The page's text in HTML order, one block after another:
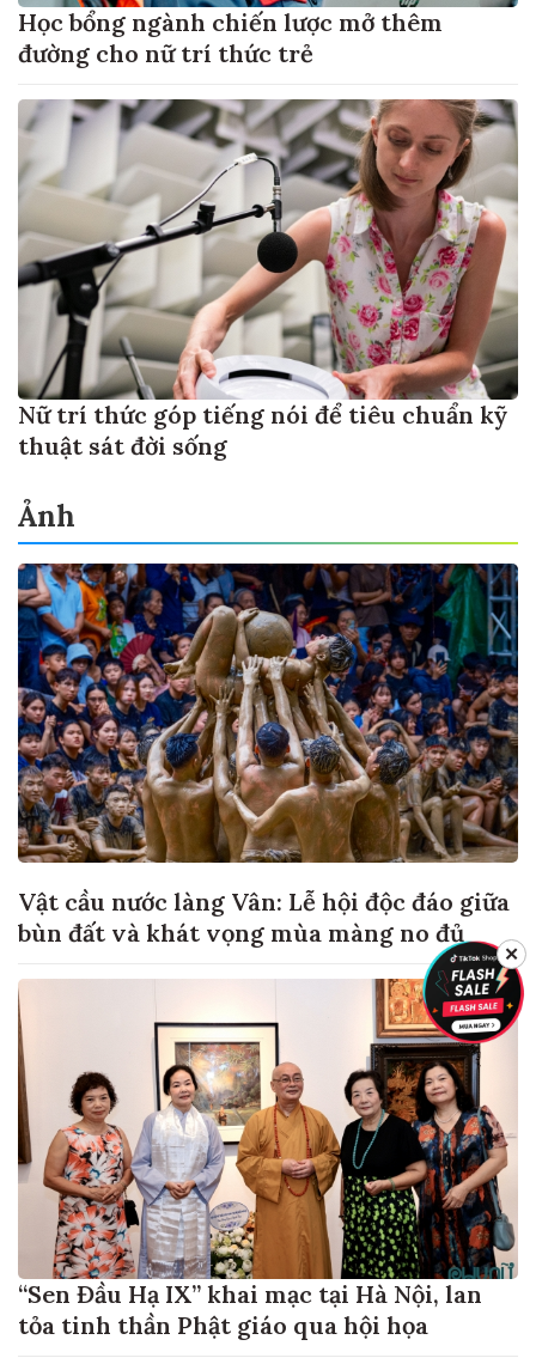
Học bổng ngành chiến lược mở thêm
đường cho nữ trí thức trẻ
Nữ trí thức góp tiếng nói để tiêu chuẩn kỹ
thuật sát đời sống
Ảnh
Vật cầu nước làng Vân: Lễ hội độc đáo giữa
bùn đất và khát vọng mùa màng no đủ
“Sen Đầu Hạ IX” khai mạc tại Hà Nội, lan
tỏa tinh thần Phật giáo qua hội họa
✕